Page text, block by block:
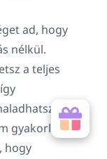
ad, hogy
nélkül.
a teljes
A
gyakorlati
hogy